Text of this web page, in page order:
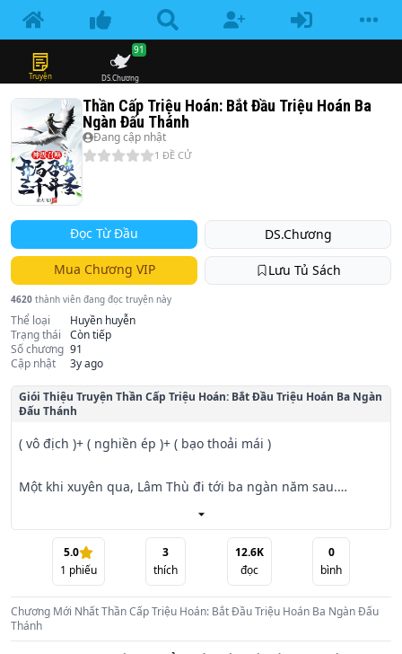
Truyện DS.Chương
91
Thần Cấp Triệu Hoán: Bắt Đầu Triệu Hoán Ba
Ngàn Đấu Thánh
Đang cập nhật
1 ĐỀ CỬ
Đọc Từ Đầu DS.Chương
Mua Chương VIP Lưu Tủ Sách
4620 thành viên đang đọc truyện này
Thể loại
Huyền huyễn
Trạng thái
Còn tiếp
Số chương 91
Cập nhật
3y ago
Giói Thiệu Truyện Thần Cấp Triệu Hoán: Bắt Đầu Triệu Hoán Ba Ngàn
Đấu Thánh
( vô địch )+ ( nghiền ép )+ ( bạo thoải mái )
Một khi xuyên qua, Lâm Thù đi tới ba ngàn năm sau.
Lúc này Lam Tinh, đấu khí khôi phục đã ba ngàn năm, tinh
cầu vượt ngang ngàn vạn dặm.
Đấu Vương bay lượn Cửu Thiên.
Đấu Tông chân đạp hư không.
5.0
1 phiếu
3
thích
12.6K
đọc
0
bình
Chương Mới NhấtThần Cấp Triệu Hoán: Bắt Đầu Triệu Hoán Ba Ngàn Đấu
Thánh